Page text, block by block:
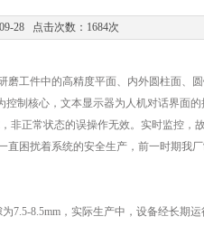
28 点击次数：1684次
工件中的高精度平面、内外圆柱面、
制核心，文本显示器为人机对话界面
正常状态的误操作无效。实时监控，
扰着系统的安全生产，前一时期我
8.5mm，实际生产中，设备经长期